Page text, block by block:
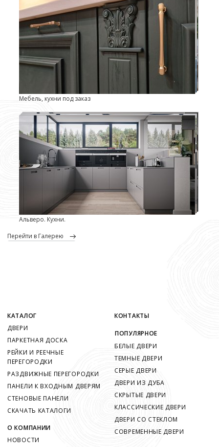
Мебель, кухни под заказ
Альверо. Кухни.
перейти в Галерею
КАТАЛОГ
ДВЕРИ
ПАРКЕТНАЯ ДОСКА
РЕЙКИ И РЕЕЧНЫЕ
ПЕРЕГОРОДКИ
РАЗДВИЖНЫЕ ПЕРЕГОРОДКИ
ПАНЕЛИ К ВХОДНЫМ ДВЕРЯМ
СТЕНОВЫЕ ПАНЕЛИ
СКАЧАТЬ КАТАЛОГИ
О КОМПАНИИ
НОВОСТИ
КОНТАКТЫ
ПОПУЛЯРНОЕ
БЕЛЫЕ ДВЕРИ
ТЕМНЫЕ ДВЕРИ
СЕРЫЕ ДВЕРИ
ДВЕРИ ИЗ ДУБА
СКРЫТЫЕ ДВЕРИ
КЛАССИЧЕСКИЕ ДВЕРИ
ДВЕРИ СО СТЕКЛОМ
СОВРЕМЕННЫЕ ДВЕРИ